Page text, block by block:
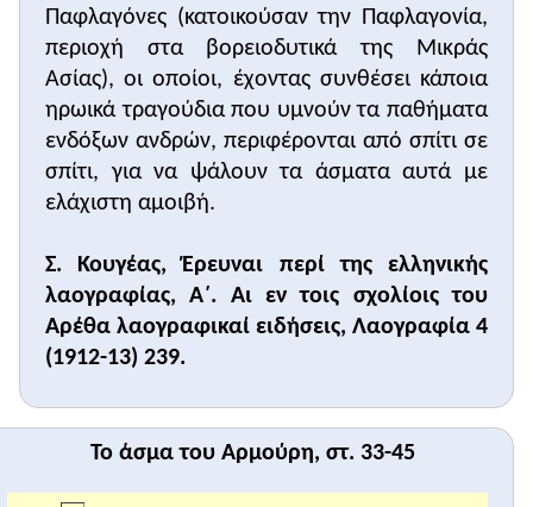
Παφλαγόνες (κατοικούσαν την Παφλαγονία,
περιοχή στα βορειοδυτικά της Μικράς
Ασίας), οι οποίοι, έχοντας συνθέσει κάποια
ηρωικά τραγούδια που υμνούν τα παθήματα
ενδόξων ανδρών, περιφέρονται από σπίτι σε
σπίτι, για να ψάλουν τα άσματα αυτά με
ελάχιστη αμοιβή.
Σ. Κουγέας, Έρευναι περί της ελληνικής
λαογραφίας, Α΄. Αι εν τοις σχολίοις του
Αρέθα λαογραφικαί ειδήσεις, Λαογραφία 4
(1912-13) 239.
Το άσμα του Αρμούρη, στ. 33-45